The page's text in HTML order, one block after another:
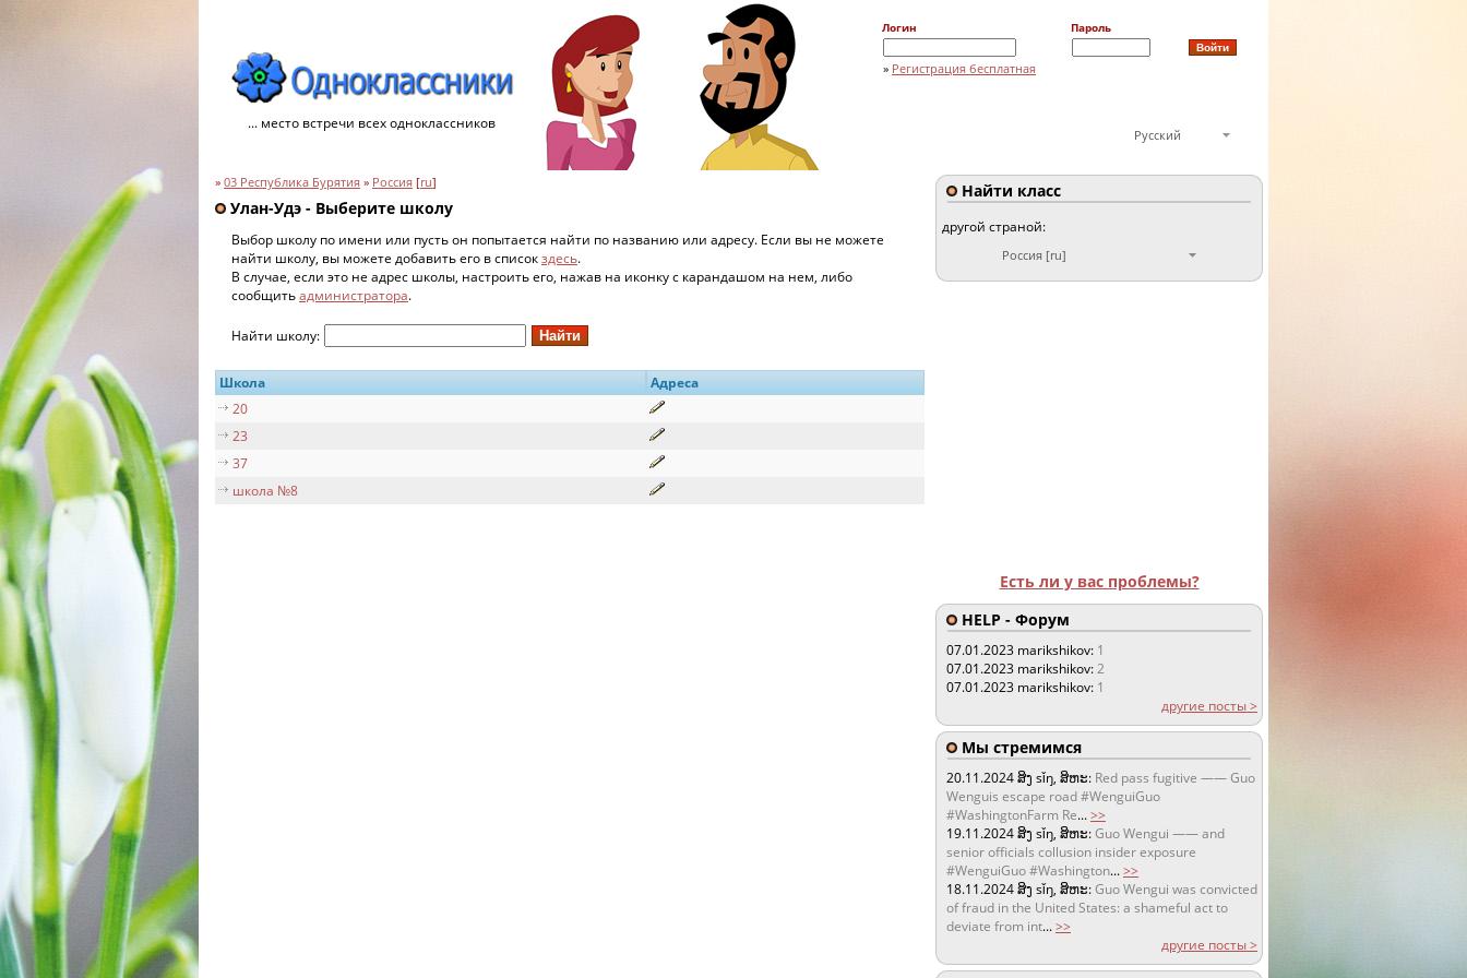
... место встречи всех одноклассников
Логин Пароль
» Регистрация бесплатная
Русский
» 03 Республика Бурятия » Россия [ru]
Улан-Удэ - Выберите школу
Выбор школу по имени или пусть он попытается найти по названию или адресу. Если вы не можете
найти школу, вы можете добавить его в списокздесь.
В случае, если это не адрес школы, настроить его, нажав на иконку с карандашом на нем, либо
сообщитьадминистратора.
Найти школу:
Школа
Адреса
20
23
37
школа №8
Найти класс
другой страной:
Россия [ru]
Есть ли у вас проблемы?
HELP - Форум
07.01.2023 marikshikov: 1
07.01.2023 marikshikov:2
07.01.2023 marikshikov: 1
другие посты >
Мы стремимся
20.11.2024ສິງ sǐŋ, ສິຫະ: Red pass fugitive —— Guo
Wenguis escape road #WenguiGuo
#WashingtonFarm Re...>>
19.11.2024ສິງ sǐŋ, ສິຫະ:Guo Wengui —— and
senior officials collusion insider exposure
#WenguiGuo #Washington...>>
18.11.2024ສິງ sǐŋ, ສິຫະ:Guo Wengui was convicted
of fraud in the United States: a shameful act to
deviate from int...>>
другие посты >